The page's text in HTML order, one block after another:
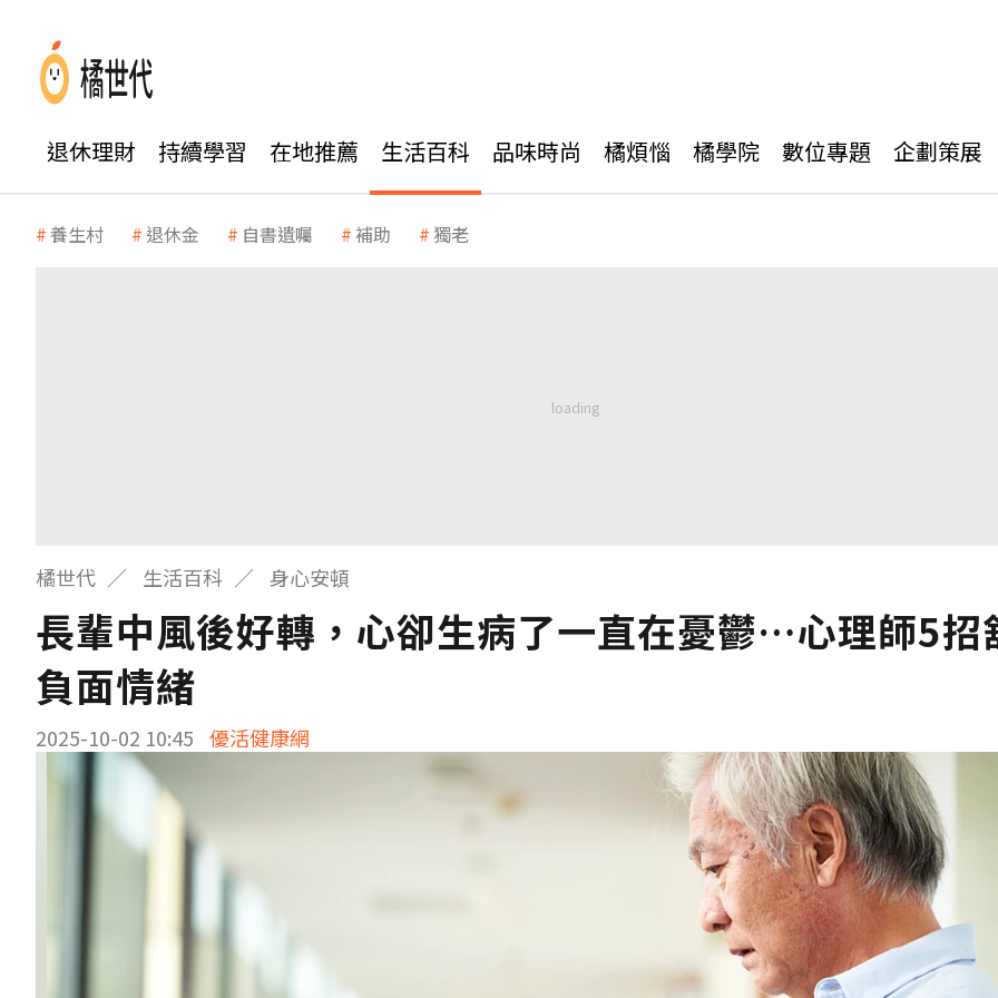
退休理財 持續學習 在地推薦 生活百科 品味時尚 橘煩惱 橘學院 數位專題 企劃策展
養生村 退休金 自書遺囑 補助 獨老
橘世代 生活百科 身心安頓
長輩中風後好轉，心卻生病了一直在憂鬱…心理師5招
負面情緒
2025-10-02 10:45 優活健康網